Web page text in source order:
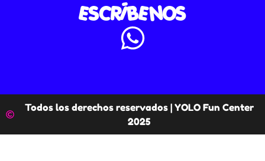
ESCRÍBENOS
Todos los derechos reservados | YOLO Fun Center
2025